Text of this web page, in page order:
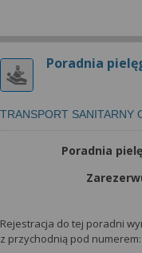
Poradnia
TRANSPORT SANITARNY
Poradnia
Rejestracja do tej poradni
z przychodnią pod numerem: